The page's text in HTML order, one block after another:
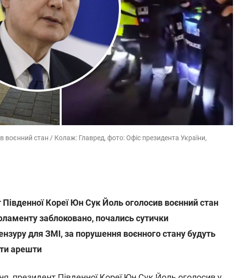
воєнний стан / Колаж: Главред, фото: Офіс президента України,
Кореї Юн Сук Йоль оголосив воєнний стан
заблоковано, почались сутички
для ЗМІ, за порушення воєнного стану будуть
арешти